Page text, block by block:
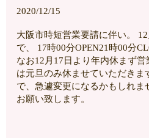
2020/12/15
大阪市時短営業要請に伴い。
で、 17時00分OPEN21時00分
なお12月17日より年内休まず
は元旦のみ休ませていただきま
で、急遽変更になるかもしれま
お願い致します。